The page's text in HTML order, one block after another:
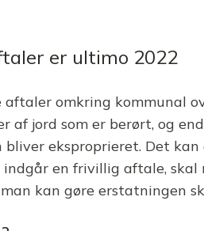
er ultimo 2022
omkring kommunal
af jord som er berørt, og
eksproprieret. Det
en frivillig aftale,
kan gøre erstatningen